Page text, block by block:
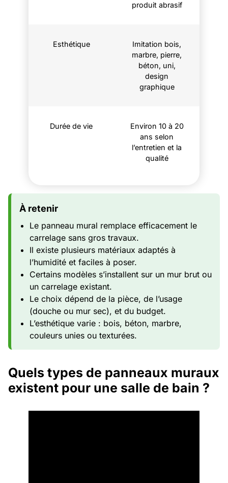
produit abrasif
Esthétique
Imitation bois,
marbre, pierre,
béton, uni,
design
graphique
Durée de vie
Environ 10 à 20
ans selon
l’entretien et la
qualité
À retenir
Le panneau mural remplace efficacement le
carrelage sans gros travaux.
Il existe plusieurs matériaux adaptés à
l’humidité et faciles à poser.
Certains modèles s’installent sur un mur brut ou
un carrelage existant.
Le choix dépend de la pièce, de l’usage
(douche ou mur sec), et du budget.
L’esthétique varie : bois, béton, marbre,
couleurs unies ou texturées.
Quels types de panneaux muraux
existent pour une salle de bain ?